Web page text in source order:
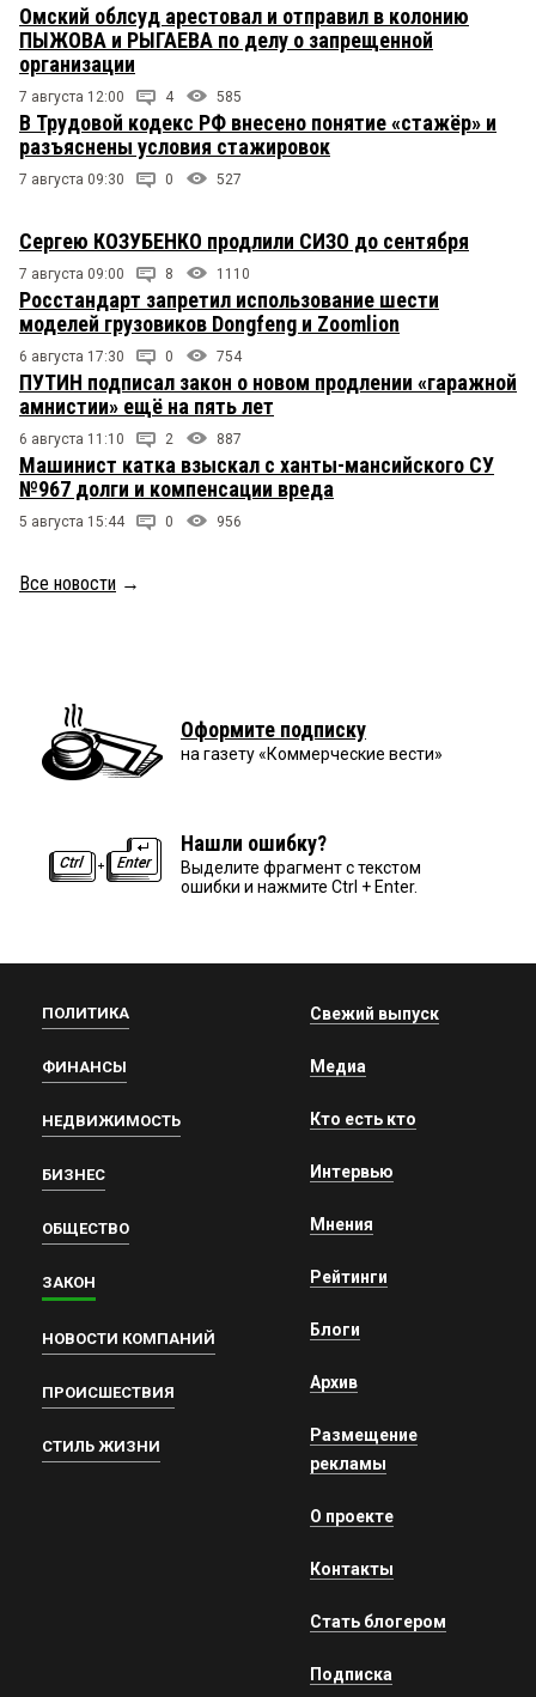
Омский облсуд арестовал и отправил в колонию
ПЫЖОВА и РЫГАЕВА по делу о запрещенной
организации
7 августа 12:00 4 585
В Трудовой кодекс РФ внесено понятие «стажёр» и
разъяснены условия стажировок
7 августа 09:30 0 527
Сергею КОЗУБЕНКО продлили СИЗО до сентября
7 августа 09:00 8 1110
Росстандарт запретил использование шести
моделей грузовиков Dongfeng и Zoomlion
6 августа 17:30 0 754
ПУТИН подписал закон о новом продлении «гаражной
амнистии» ещё на пять лет
6 августа 11:10 2 887
Машинист катка взыскал с ханты-мансийского СУ
№967 долги и компенсации вреда
5 августа 15:44 0 956
Все новости →
Оформите подписку
на газету «Коммерческие вести»
Нашли ошибку?
Выделите фрагмент с текстом
ошибки и нажмите Ctrl + Enter.
ПОЛИТИКА
ФИНАНСЫ
НЕДВИЖИМОСТЬ
БИЗНЕС
ОБЩЕСТВО
ЗАКОН
НОВОСТИ КОМПАНИЙ
ПРОИСШЕСТВИЯ
СТИЛЬ ЖИЗНИ
Свежий выпуск
Медиа
Кто есть кто
Интервью
Мнения
Рейтинги
Блоги
Архив
Размещение
рекламы
О проекте
Контакты
Стать блогером
Подписка